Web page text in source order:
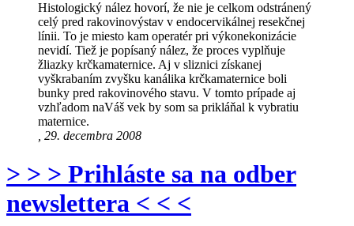
Histologický nález hovorí, že nie je celkom odstránený
celý pred rakovinovýstav v endocervikálnej resekčnej
línii. To je miesto kam operatér pri výkonekonizácie
nevidí. Tiež je popísaný nález, že proces vyplňuje
žliazky krčkamaternice. Aj v sliznici získanej
vyškrabaním zvyšku kanálika krčkamaternice boli
bunky pred rakovinového stavu. V tomto prípade aj
vzhľadom naVáš vek by som sa prikláňal k vybratiu
maternice.
, 29. decembra 2008
> > > Prihláste sa na odber
newslettera < < <